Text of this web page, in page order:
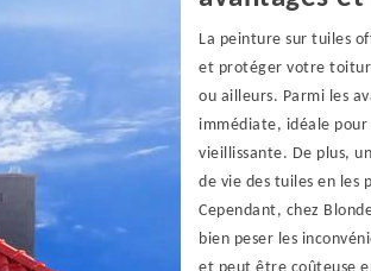
La peinture sur tuiles
et protéger votre
ou ailleurs. Parmi les
immédiate, idéale pour
vieillissante. De plus,
de vie des tuiles en les
Cependant, chez
bien peser les